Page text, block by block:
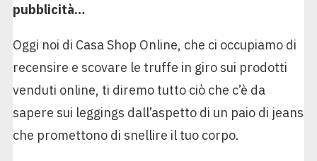
pubblicità…
Oggi noi di Casa Shop Online, che ci occupiamo di
recensire e scovare le truffe in giro sui prodotti
venduti online, ti diremo tutto ciò che c’è da
sapere sui leggings dall’aspetto di un paio di jeans
che promettono di snellire il tuo corpo.